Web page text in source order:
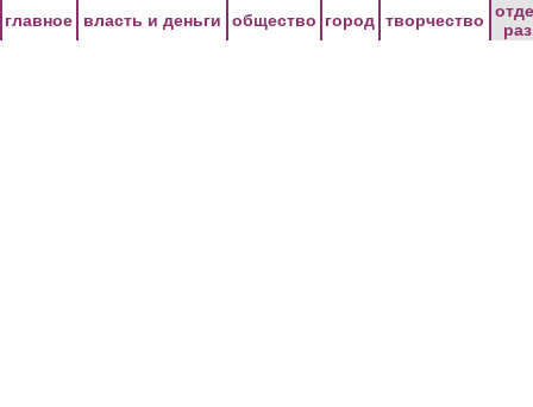
главное власть и деньги общество город творчество